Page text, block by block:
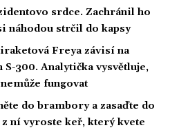
srdce. Zachránil ho
náhodou strčil do kapsy
Freya závisí na
S-300. Analytička vysvětluje,
fungovat
do brambory a zasaďte do
z ní vyroste keř, který kvete